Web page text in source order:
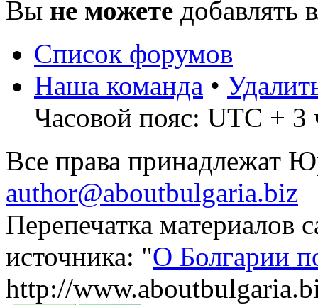
Вы не можете добавлять
Список форумов
Наша команда •
Часовой пояс: UTC + 3
Все права принадлежат
author@aboutbulgaria.biz
Перепечатка материалов
источника: "О Болгарии
http://